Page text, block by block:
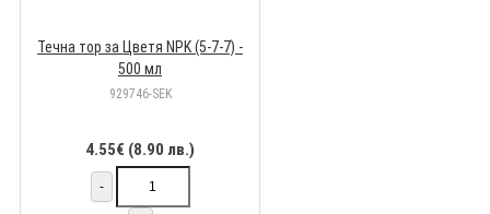
Течна тор за Цветя NPK (5-7-7) -
500 мл
929746-SEK
4.55€ (8.90 лв.)
-